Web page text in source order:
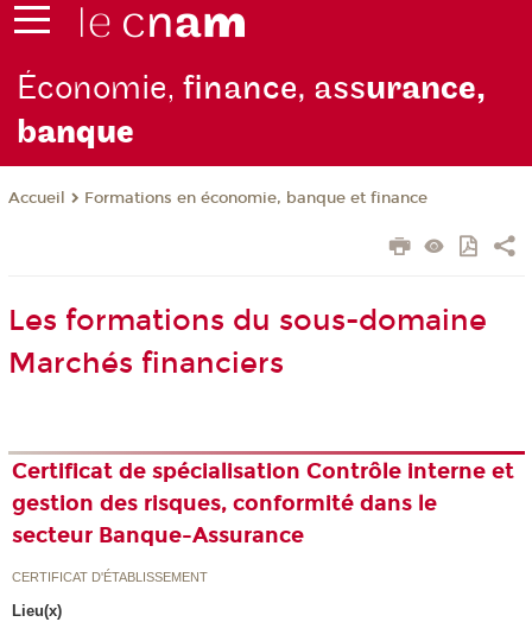
Économie,finance, assurance,
banque
Accueil Formations en économie, banque et finance
Les formations du sous-domaine
Marchés financiers
Certificat de spécialisation Contrôle interne et
gestion des risques, conformité dans le
secteur Banque-Assurance
CERTIFICAT D'ÉTABLISSEMENT
Lieu(x)